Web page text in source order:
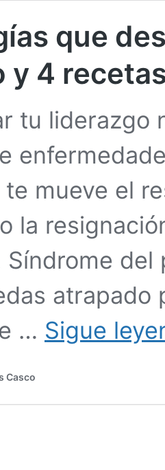
que
y 4
tu liderazgo
mueve el
la
Síndrome
atrapado
… Sigue
Casco